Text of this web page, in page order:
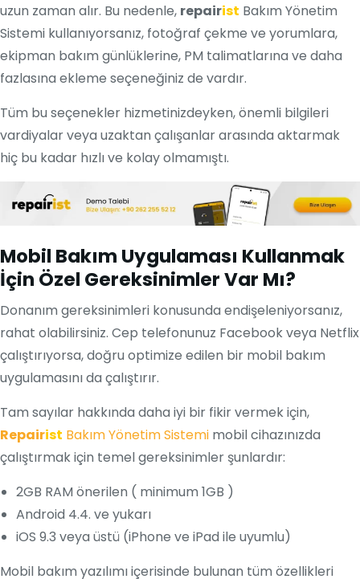
uzun zaman alır. Bu nedenle, repairist Bakım Yönetim
Sistemi kullanıyorsanız, fotoğraf çekme ve yorumlara,
ekipman bakım günlüklerine, PM talimatlarına ve daha
fazlasına ekleme seçeneğiniz de vardır.
Tüm bu seçenekler hizmetinizdeyken, önemli bilgileri
vardiyalar veya uzaktan çalışanlar arasında aktarmak
hiç bu kadar hızlı ve kolay olmamıştı.
Mobil Bakım Uygulaması Kullanmak
İçin Özel Gereksinimler Var Mı?
Donanım gereksinimleri konusunda endişeleniyorsanız,
rahat olabilirsiniz. Cep telefonunuz Facebook veya Netflix
çalıştırıyorsa, doğru optimize edilen bir mobil bakım
uygulamasını da çalıştırır.
Tam sayılar hakkında daha iyi bir fikir vermek için,
Repairist Bakım Yönetim Sistemi mobil cihazınızda
çalıştırmak için temel gereksinimler şunlardır:
2GB RAM önerilen ( minimum 1GB )
Android 4.4. ve yukarı
iOS 9.3 veya üstü (iPhone ve iPad ile uyumlu)
Mobil bakım yazılımı içerisinde bulunan tüm özellikleri